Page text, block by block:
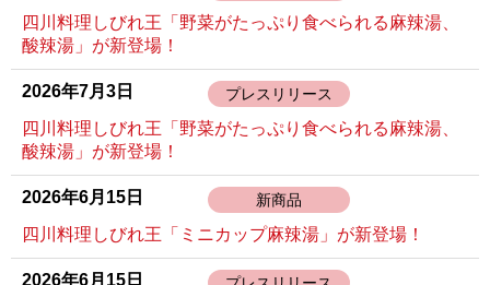
四川料理しびれ王「野菜がたっぷり食べられる麻辣湯、
酸辣湯」が新登場！
2026年7月3日 プレスリリース
四川料理しびれ王「野菜がたっぷり食べられる麻辣湯、
酸辣湯」が新登場！
2026年6月15日 新商品
四川料理しびれ王「ミニカップ麻辣湯」が新登場！
2026年6月15日